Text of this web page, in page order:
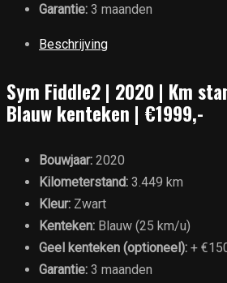
Garantie: 3 maanden
Beschrijving
Sym Fiddle2 | 2020 | Km
Blauw kenteken | €1999,-
Bouwjaar: 2020
Kilometerstand: 3.449 km
Kleur: Zwart
Kenteken: Blauw (25 km/u)
Geel kenteken (optioneel): +
Garantie: 3 maanden